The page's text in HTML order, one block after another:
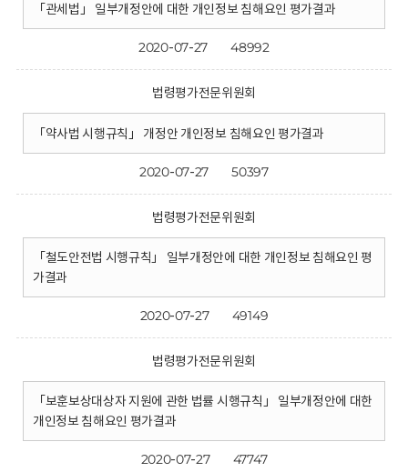
「관세법」 일부개정안에 대한 개인정보 침해요인 평가결과
2020-07-27 48992
법령평가전문위원회
「약사법 시행규칙」 개정안 개인정보 침해요인 평가결과
2020-07-27 50397
법령평가전문위원회
「철도안전법 시행규칙」 일부개정안에 대한 개인정보 침해요인 평
가결과
2020-07-27 49149
법령평가전문위원회
「보훈보상대상자 지원에 관한 법률 시행규칙」 일부개정안에 대한
개인정보 침해요인 평가결과
2020-07-27 47747